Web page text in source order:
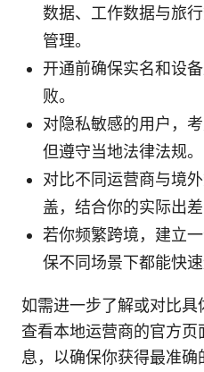
数据、工作数据与旅
管理。
开通前确保实名和设
败。
对隐私敏感的用户，
但遵守当地法律法规。
对比不同运营商与境
盖，结合你的实际出
若你频繁跨境，建立
保不同场景下都能快速
如需进一步了解或对比
查看本地运营商的官方
息，以确保你获得最准